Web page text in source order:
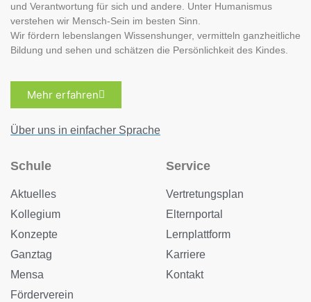
und Verantwortung für sich und andere. Unter Humanismus
verstehen wir Mensch-Sein im besten Sinn.
Wir fördern lebenslangen Wissenshunger, vermitteln ganzheitliche
Bildung und sehen und schätzen die Persönlichkeit des Kindes.
Mehr erfahren
Über uns in einfacher Sprache
Schule
Aktuelles
Kollegium
Konzepte
Ganztag
Mensa
Förderverein
Service
Vertretungsplan
Elternportal
Lernplattform
Karriere
Kontakt